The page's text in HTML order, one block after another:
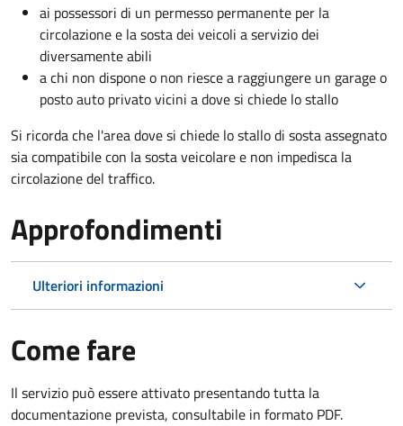
ai possessori di un permesso permanente per la
circolazione e la sosta dei veicoli a servizio dei
diversamente abili
a chi non dispone o non riesce a raggiungere un garage o
posto auto privato vicini a dove si chiede lo stallo
Si ricorda che l'area dove si chiede lo stallo di sosta assegnato
sia compatibile con la sosta veicolare e non impedisca la
circolazione del traffico.
Approfondimenti
Ulteriori informazioni
Come fare
Il servizio può essere attivato presentando tutta la
documentazione prevista, consultabile in formato PDF.